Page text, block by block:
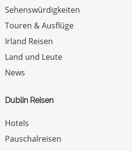
Sehenswürdigkeiten
Touren & Ausflüge
Irland Reisen
Land und Leute
News
Dublin Reisen
Hotels
Pauschalreisen